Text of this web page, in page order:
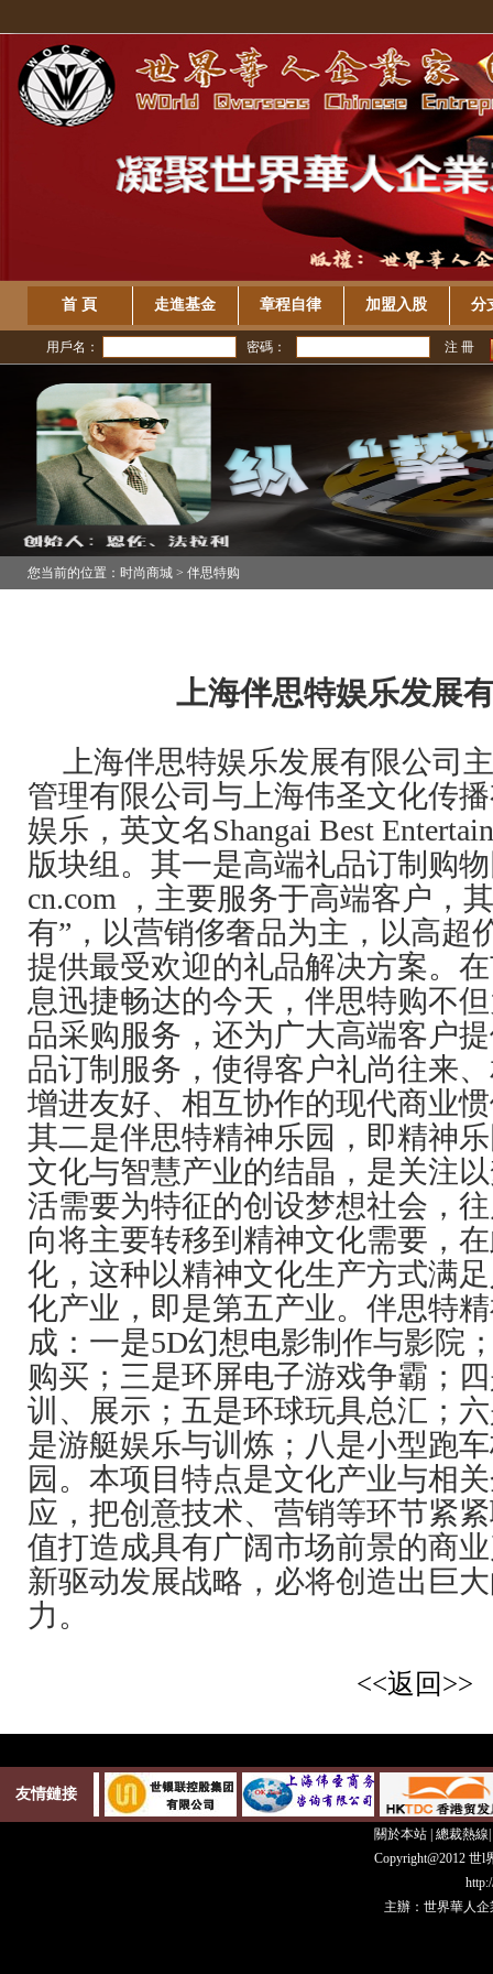
首 頁 走進基金 章程自律 加盟入股 分
用戶名： 密碼： 注 冊
您当前的位置：时尚商城 > 伴思特购
上海伴思特娱乐发展
上海伴思特娱乐发展有限公司
管理有限公司与上海伟圣文化传
娱乐，英文名Shangai Best
版块组。其一是高端礼品订制购
cn.com ，主要服务于高端客户，
有”，以营销侈奢品为主，以高超
提供最受欢迎的礼品解决方案。
息迅捷畅达的今天，伴思特购不
品采购服务，还为广大高端客户
品订制服务，使得客户礼尚往来
增进友好、相互协作的现代商业
其二是伴思特精神乐园，即精神
文化与智慧产业的结晶，是关注
活需要为特征的创设梦想社会，
向将主要转移到精神文化需要，
化，这种以精神文化生产方式满
化产业，即是第五产业。伴思特
成：一是5D幻想电影制作与影院
购买；三是环屏电子游戏争霸；
训、展示；五是环球玩具总汇；
是游艇娱乐与训炼；八是小型跑
园。本项目特点是文化产业与相
应，把创意技术、营销等环节紧
值打造成具有广阔市场前景的商
新驱动发展战略，必将创造出巨
力。
<<返回>>
友情鏈接
關於本站 |總裁熱線
Copyright@2012 世
主辦：世界華人